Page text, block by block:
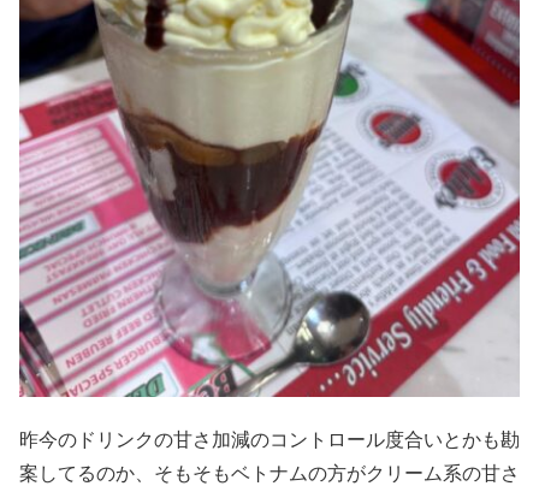
昨今のドリンクの甘さ加減のコントロール度合いとかも勘
案してるのか、そもそもベトナムの方がクリーム系の甘さ